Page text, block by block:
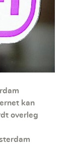
kan
overleg